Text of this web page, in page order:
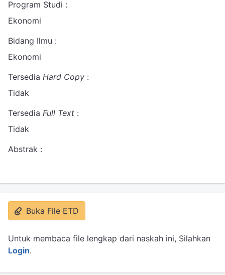
Program Studi :
Ekonomi
Bidang Ilmu :
Ekonomi
Tersedia Hard Copy :
Tidak
Tersedia Full Text :
Tidak
Abstrak :
Buka File ETD
Untuk membaca file lengkap dari naskah ini, Silahkan
Login.